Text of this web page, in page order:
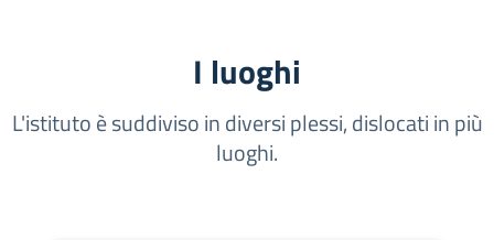
I luoghi
L'istituto è suddiviso in diversi plessi, dislocati in più
luoghi.